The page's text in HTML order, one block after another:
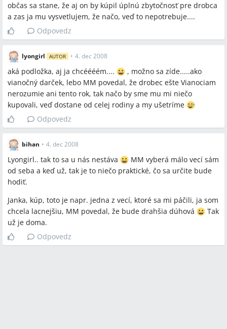
občas sa stane, že aj on by kúpil úplnú zbytočnosť pre drobca
a zas ja mu vysvetlujem, že načo, veď to nepotrebuje....
Odpovedz
lyongirl AUTOR • 4. dec 2008
aká podložka, aj ja chcéééém....
, možno sa zíde.....ako
vianočný darček, lebo MM povedal, že drobec ešte Vianociam
nerozumie ani tento rok, tak načo by sme mu mi niečo
kupovali, veď dostane od celej rodiny a my ušetríme
Odpovedz
bihan • 4. dec 2008
Lyongirl.. tak to sa u nás nestáva
MM vyberá málo vecí sám
od seba a keď už, tak je to niečo praktické, čo sa určite bude
hodiť.
Janka, kúp, toto je napr. jedna z vecí, ktoré sa mi páčili, ja som
chcela lacnejšiu, MM povedal, že bude drahšia dúhová
Tak
už je doma.
Odpovedz